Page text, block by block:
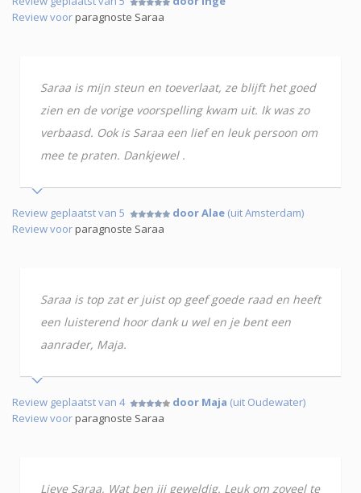
Review voorparagnoste Saraa
Saraa is mijn steun en toeverlaat, ze blijft het goed
zien en de vorige voorspelling kwam uit. Ik was zo
verbaasd. Ook is Saraa een lief en leuk persoon om
mee te praten. Dankjewel .
Review geplaatst van 5 door Alae (uit Amsterdam)
Review voorparagnoste Saraa
Saraa is top zat er juist op geef goede raad en heeft
een luisterend hoor dank u wel en je bent een
aanrader, Maja.
Review geplaatst van 4 door Maja (uit Oudewater)
Review voorparagnoste Saraa
Lieve Saraa, Wat ben jij geweldig. Leuk om zoveel te